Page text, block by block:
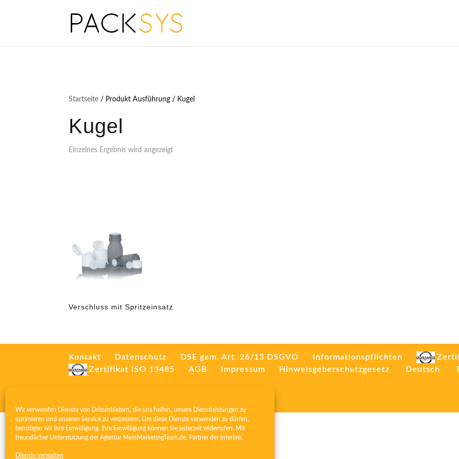
Wir verwenden Dienste von Drittanbietern, die uns helfen, unsere Dienstleistungen zu
optimieren und unseren Service zu verbessern. Um diese Dienste verwenden zu dürfen,
benötigen wir Ihre Einwilligung. Ihre Einwilligung können Sie jederzeit widerrufen. Mit
freundlicher Unterstützung der Agentur MeinMarketingTeam.de, Partner der Interlink
Dienste verwalten
Startseite / Produkt Ausführung / Kugel
Kugel
Einzelnes Ergebnis wird angezeigt
Verschluss mit Spritzeinsatz
Kontakt Datenschutz DSE gem. Art. 26/13 DSGVO Informationspflichten
Zertifikat ISO 13485
AGB Impressum Hinweisgeberschutzgesetz Deutsch